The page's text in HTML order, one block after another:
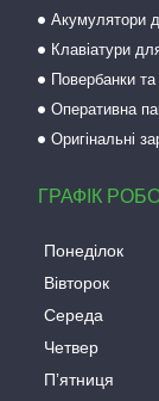
Акумулятори
Клавіатури
Повербанки та
Оперативна
Оригінальні
ГРАФІК
Понеділок
Вівторок
Середа
Четвер
Пʼятниця